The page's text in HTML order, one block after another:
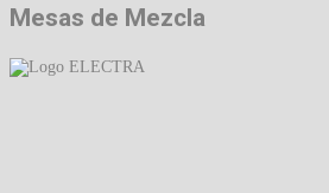
Mesas de Mezcla